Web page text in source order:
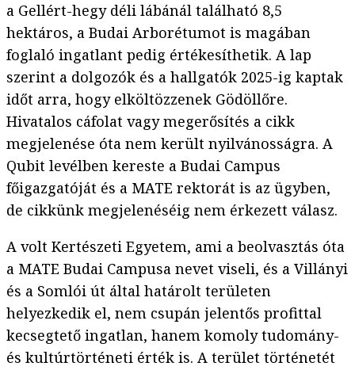
a Gellért-hegy déli lábánál található 8,5
hektáros, a Budai Arborétumot is magában
foglaló ingatlant pedig értékesíthetik. A lap
szerint a dolgozók és a hallgatók 2025-ig kaptak
időt arra, hogy elköltözzenek Gödöllőre.
Hivatalos cáfolat vagy megerősítés a cikk
megjelenése óta nem került nyilvánosságra. A
Qubit levélben kereste a Budai Campus
főigazgatóját és a MATE rektorát is az ügyben,
de cikkünk megjelenéséig nem érkezett válasz.
A volt Kertészeti Egyetem, ami a beolvasztás óta
a MATE Budai Campusa nevet viseli, és a Villányi
és a Somlói út által határolt területen
helyezkedik el, nem csupán jelentős profittal
kecsegtető ingatlan, hanem komoly tudomány-
és kultúrtörténeti érték is. A terület történetét